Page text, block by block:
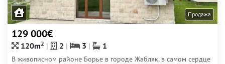
Продажа
129 000€
120m2 2 3 1
В живописном районе Борье в городе Жабляк, в самом сердце